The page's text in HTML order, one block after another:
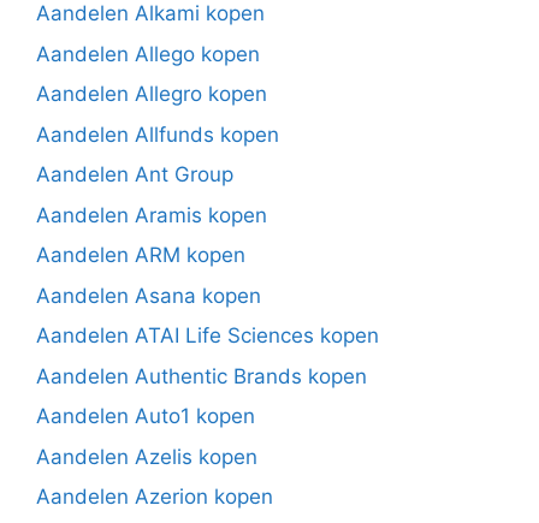
Aandelen Alkami kopen
Aandelen Allego kopen
Aandelen Allegro kopen
Aandelen Allfunds kopen
Aandelen Ant Group
Aandelen Aramis kopen
Aandelen ARM kopen
Aandelen Asana kopen
Aandelen ATAI Life Sciences kopen
Aandelen Authentic Brands kopen
Aandelen Auto1 kopen
Aandelen Azelis kopen
Aandelen Azerion kopen